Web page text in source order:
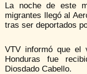
La noche de este
migrantes llegó al
tras ser deportados
VTV informó que el
Honduras fue
Diosdado Cabello.